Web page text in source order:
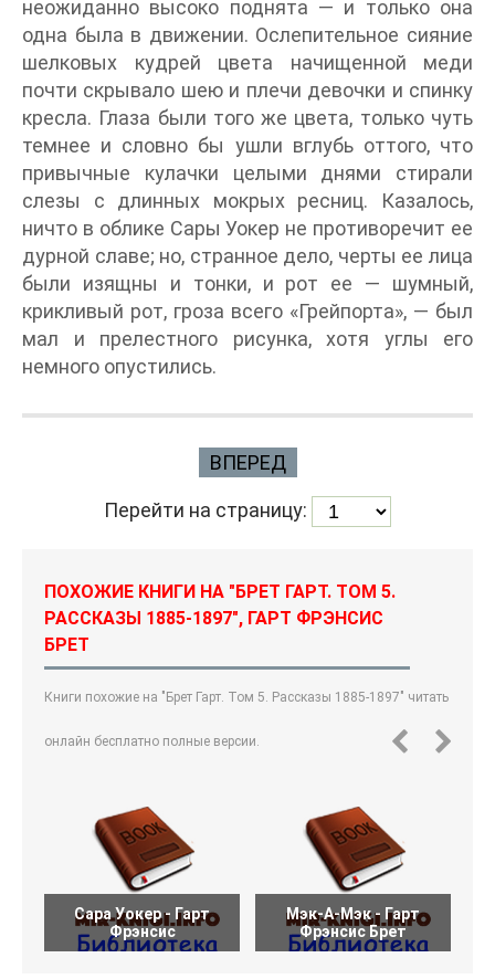
неожиданно высоко поднята — и только она
одна была в движении. Ослепительное сияние
шелковых кудрей цвета начищенной меди
почти скрывало шею и плечи девочки и спинку
кресла. Глаза были того же цвета, только чуть
темнее и словно бы ушли вглубь оттого, что
привычные кулачки целыми днями стирали
слезы с длинных мокрых ресниц. Казалось,
ничто в облике Сары Уокер не противоречит ее
дурной славе; но, странное дело, черты ее лица
были изящны и тонки, и рот ее — шумный,
крикливый рот, гроза всего «Грейпорта», — был
мал и прелестного рисунка, хотя углы его
немного опустились.
ВПЕРЕД
Перейти на страницу:
ПОХОЖИЕ КНИГИ НА "БРЕТ ГАРТ. ТОМ 5.
РАССКАЗЫ 1885-1897", ГАРТ ФРЭНСИС
БРЕТ
Книги похожие на "Брет Гарт. Том 5. Рассказы 1885-1897" читать
онлайн бесплатно полные версии.
Сара Уокер - Гарт
Фрэнсис
Мэк-А-Мэк - Гарт
Фрэнсис Брет